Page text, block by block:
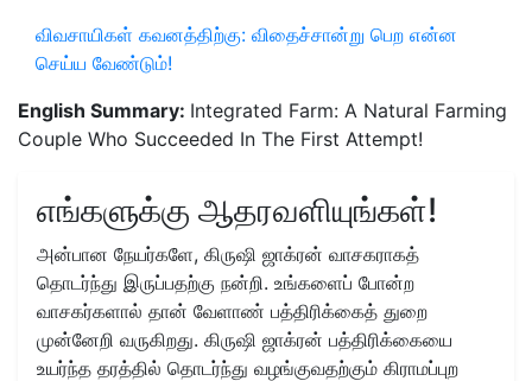
விவசாயிகள் கவனத்திற்கு: விதைச்சான்று பெற என்ன
செய்ய வேண்டும்!
English Summary: Integrated Farm: A Natural Farming
Couple Who Succeeded In The First Attempt!
எங்களுக்கு ஆதரவளியுங்கள்!
அன்பான நேயர்களே, கிருஷி ஜாக்ரன் வாசகராகத்
தொடர்ந்து இருப்பதற்கு நன்றி. உங்களைப் போன்ற
வாசகர்களால் தான் வேளாண் பத்திரிக்கைத் துறை
முன்னேறி வருகிறது. கிருஷி ஜாக்ரன் பத்திரிக்கையை
உயர்ந்த தரத்தில் தொடர்ந்து வழங்குவதற்கும் கிராமப்புற